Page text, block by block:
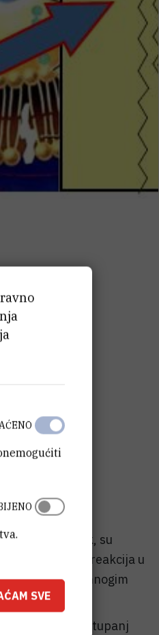
uključujući rak, su
i njihovih reakcija u
sudionici u mnogim
je odrediti stupanj
SVE